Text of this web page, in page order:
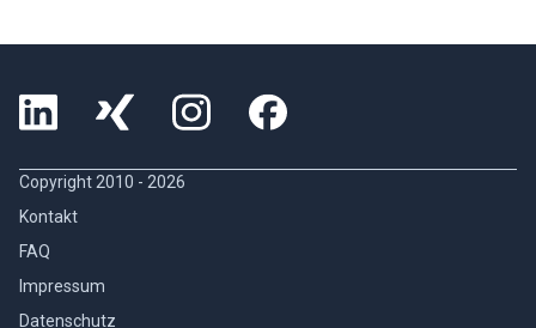
Copyright 2010 - 2026
Kontakt
FAQ
Impressum
Datenschutz